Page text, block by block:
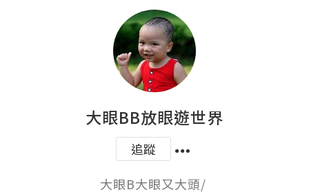
大眼BB放眼遊世界
追蹤
大眼B大眼又大頭/